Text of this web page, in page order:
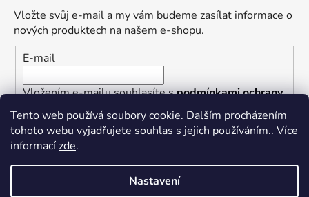
Tento web používá soubory cookie. Dalším procházením
tohoto webu vyjadřujete souhlas s jejich používáním.. Více
informacízde.
Nastavení
Vložte svůj e-mail a my vám budeme zasílat informace o
nových produktech na našem e-shopu.
E-mail
Vložením e-mailu souhlasíte spodmínkami ochrany
osobních údajů
PŘIHLÁSIT SE